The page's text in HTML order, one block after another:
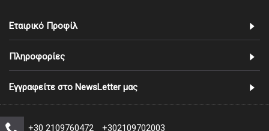
Εταιρικό Προφίλ
Πληροφορίες
Εγγραφείτε στο NewsLetter μας
+30 2109760472 +302109702003